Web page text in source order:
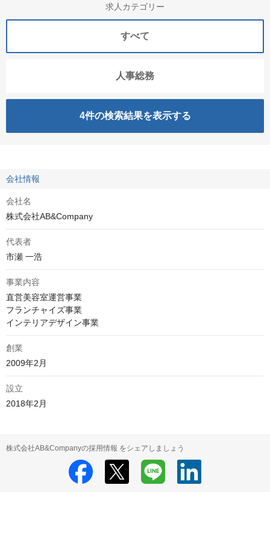
求人カテゴリー
すべて
人事総務
4件の検索結果を表示する
会社情報
会社名
株式会社AB&Company
代表者
市瀬 一浩
事業内容
直営美容室運営事業
フランチャイズ事業
インテリアデザイン事業
創業
2009年2月
設立
2018年2月
株式会社AB&Companyの採用情報 をシェアしましょう